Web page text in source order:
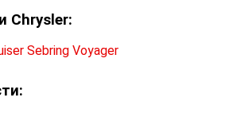
Chrysler:
Sebring Voyager